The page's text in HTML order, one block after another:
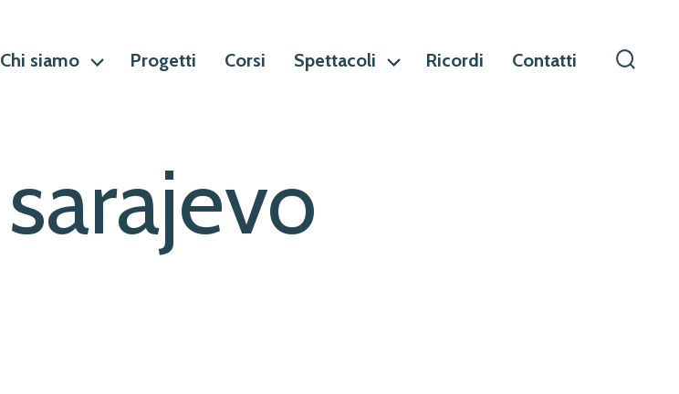
Chi siamo Progetti Corsi Spettacoli Ricordi Contatti
sarajevo